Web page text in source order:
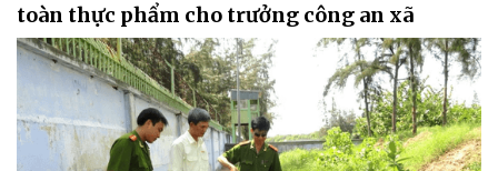
toàn thực phẩm cho trưởng công an xã